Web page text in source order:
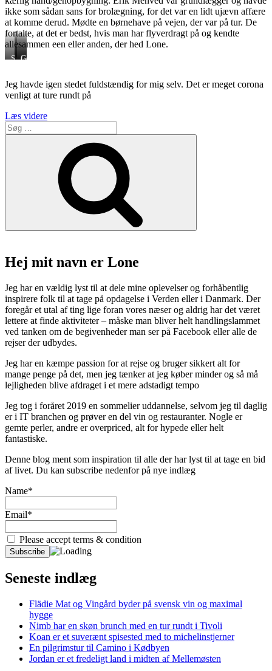
ikke som sådan sans for brolægning, for det var en lidt ujævn affære
at komme derud. Mødte en børnehave på vejen, der var på tur. De
fortalte, at det er bedst, hvis man har flyverdragt på og kendte
allesammen een eller anden, der hed Lone.
Swampy
Verden
oven
Getting
Jeg havde igen stedet fuldstændig for mig selv. Det er meget corona
venligt at ture rundt på
Læs videre“Trehøje
Kalø
slotsruin
med
blæst
børnehave”
Søg
efter:
Hej mit navn er Lone
Jeg har en vældig lyst til at dele mine oplevelser og forhåbentlig
inspirere folk til at tage på opdagelse i Verden eller i Danmark. Der
foregår et utal af ting lige foran vores næser og aldrig har det været
lettere at finde aktiviteter – måske man bliver helt handlingslammet
ved tanken om de begivenheder man ser på Facebook eller alle de
rejser der udbydes.
Jeg har en kæmpe passion for at rejse og bruger sikkert alt for
mange penge på det, men jeg tænker at jeg køber minder og så må
lejligheden blive afdraget i et mere adstadigt tempo
Jeg tog i foråret 2019 en sommelier uddannelse, selvom jeg til daglig
er i IT branchen og prøver en del vin og restauranter. Nogle er
gemte perler, andre er overpriced, alt for hypede eller helt
fantastiske.
Denne blog ment som inspiration til alle der har lyst til at tage en bid
af livet. Du kan subscribe nedenfor på nye indlæg
Name*
Email*
Please accept terms & condition
Seneste indlæg
Flädie Mat og Vingård byder på svensk vin og maximal
hygge
Nimb har en skøn brunch med en tur rundt i Tivoli
Koan er et suverænt spisested med to michelinstjerner
En pilgrimstur til Camino i Kødbyen
Jordan er et fredeligt land i midten af Mellemøsten